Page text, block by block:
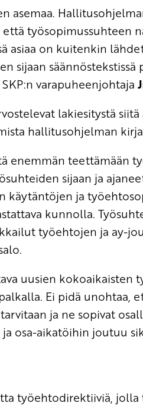
asemaa.
työsopimussuhteen
asiaa on kuitenkin
sijaan säännöstekstissä
varapuheenjohtaja
lakiesitystä siitä
hallitusohjelman
enemmän teettämään
sijaan ja
käytäntöjen ja
kunnolla.
työehtojen ja ay-
uusien kokoaikaisten
Ei pidä unohtaa,
ja ne sopivat
osa-aikatöihin joutuu
työehtodirektiiviä, jolla